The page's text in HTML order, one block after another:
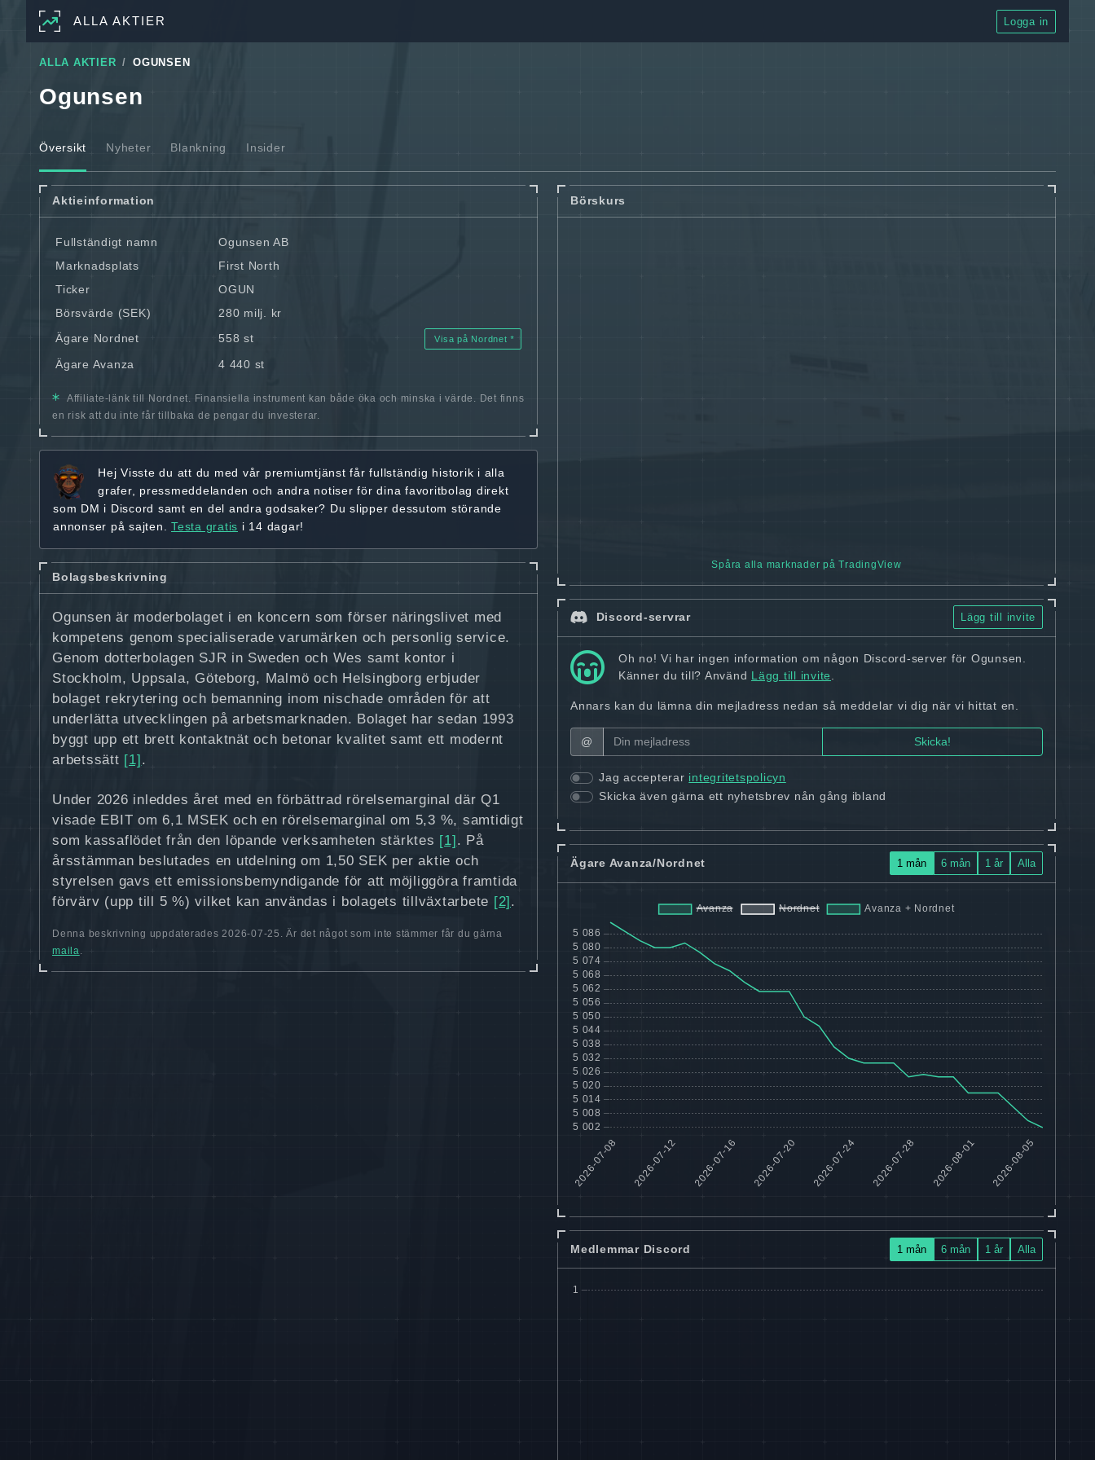
ALLA AKTIER Logga in
ALLA AKTIER OGUNSEN
Ogunsen
Översikt Nyheter Blankning Insider
Aktieinformation
Fullständigt namn
Ogunsen AB
Marknadsplats
First North
Ticker
OGUN
Börsvärde (SEK)
280 milj. kr
Ägare Nordnet
558 st Visa på Nordnet
Ägare Avanza 4 440 st
Affiliate-länk till Nordnet. Finansiella instrument kan både öka och minska i värde. Det finns
en risk att du inte får tillbaka de pengar du investerar.
Hej Visste du att du med vår premiumtjänst fårfullständig historik i alla
grafer, pressmeddelanden och andra notiser för dina favoritbolag direkt
som DM i Discord samt en del andra godsaker? Du slipper dessutom störande
annonser på sajten. Testa gratis i 14 dagar!
Bolagsbeskrivning
Ogunsen är moderbolaget i en koncern som förser näringslivet med
kompetens genom specialiserade varumärken och personlig service.
Genom dotterbolagen SJR in Sweden och Wes samt kontor i
Stockholm, Uppsala, Göteborg, Malmö och Helsingborg erbjuder
bolaget rekrytering och bemanning inom nischade områden för att
underlätta utvecklingen på arbetsmarknaden. Bolaget har sedan 1993
byggt upp ett brett kontaktnät och betonar kvalitet samt ett modernt
arbetssätt [1] .
Under 2026 inleddes året med en förbättrad rörelsemarginal där Q1
visade EBIT om 6,1 MSEK och en rörelsemarginal om 5,3 %, samtidigt
som kassaflödet från den löpande verksamheten stärktes [1] . På
årsstämman beslutades en utdelning om 1,50 SEK per aktie och
styrelsen gavs ett emissionsbemyndigande för att möjliggöra framtida
förvärv (upp till 5 %) vilket kan användas i bolagets tillväxtarbete [2] .
Denna beskrivning uppdaterades 2026-07-25. Är det något som inte stämmer får du gärna
maila.
Börskurs
Spåra alla marknader på TradingView
Discord-servrar Lägg till invite
Oh no! Vi har ingen information om någon Discord-server för Ogunsen.
Känner du till? Använd Lägg till invite
Annars kan du lämna din mejladress nedan så meddelar vi dig när vi hittat en.
@
Jag accepterar integritetspolicyn
Skicka även gärna ett nyhetsbrev nån gång ibland
Ägare Avanza/Nordnet 1 mån 6 mån 1 år Alla
Medlemmar Discord 1 mån 6 mån 1 år Alla